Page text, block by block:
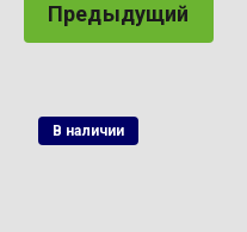
Предыдущий
В наличии